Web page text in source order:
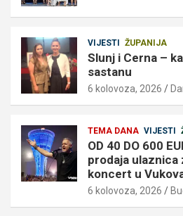
VIJESTI ŽUPANIJA
Slunj i Cerna –
sastanu
6 kolovoza, 2026
TEMA DANA VIJESTI
OD 40 DO 600
prodaja ulaznica
koncert u
6 kolovoza, 2026